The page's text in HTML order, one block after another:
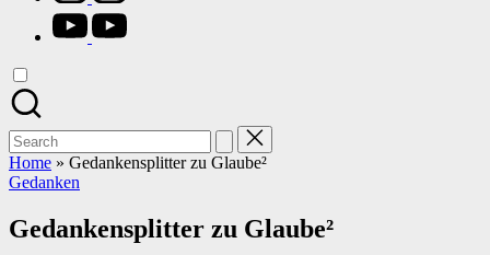
youtube.com
Search
for:
Home » Gedankensplitter zu Glaube²
Posted
Gedanken
Gedankensplitter zu Glaube²